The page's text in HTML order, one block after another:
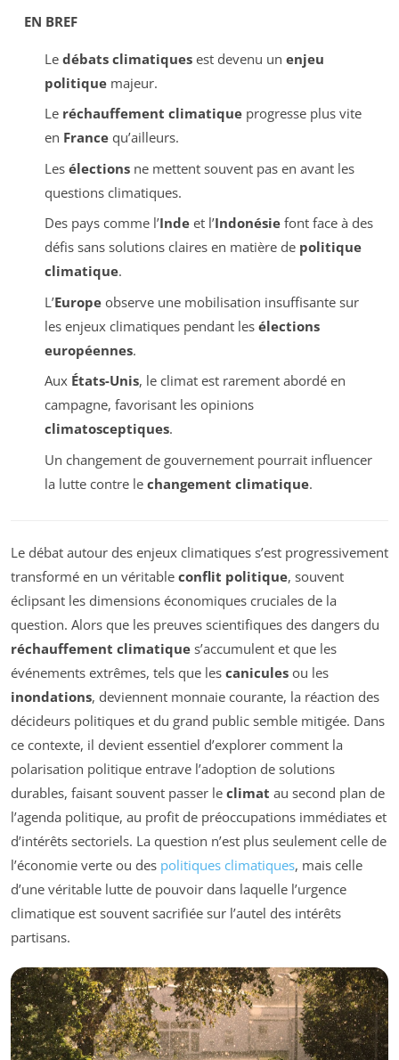
EN BREF
Le débats climatiquesest devenu un enjeu
politiquemajeur.
Le réchauffement climatiqueprogresse plus vite
en Francequ’ailleurs.
Les électionsne mettent souvent pas en avant les
questions climatiques.
Des pays comme l’Indeet l’Indonésiefont face à des
défis sans solutions claires en matière de politique
climatique.
L’Europeobserve une mobilisation insuffisante sur
les enjeux climatiques pendant les élections
européennes.
Aux États-Unis, le climat est rarement abordé en
campagne, favorisant les opinions
climatosceptiques.
Un changement de gouvernement pourrait influencer
la lutte contre le changement climatique.
Le débat autour des enjeux climatiques s’est progressivement
transformé en un véritable conflit politique, souvent
éclipsant les dimensions économiques cruciales de la
question. Alors que les preuves scientifiques des dangers du
réchauffement climatique s’accumulent et que les
événements extrêmes, tels que les canicules ou les
inondations, deviennent monnaie courante, la réaction des
décideurs politiques et du grand public semble mitigée. Dans
ce contexte, il devient essentiel d’explorer comment la
polarisation politique entrave l’adoption de solutions
durables, faisant souvent passer le climat au second plan de
l’agenda politique, au profit de préoccupations immédiates et
d’intérêts sectoriels. La question n’est plus seulement celle de
l’économie verte ou des politiques climatiques, mais celle
d’une véritable lutte de pouvoir dans laquelle l’urgence
climatique est souvent sacrifiée sur l’autel des intérêts
partisans.